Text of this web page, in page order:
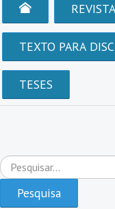
TEXTO PARA
TESES
Pesquisar...
Pesquisa